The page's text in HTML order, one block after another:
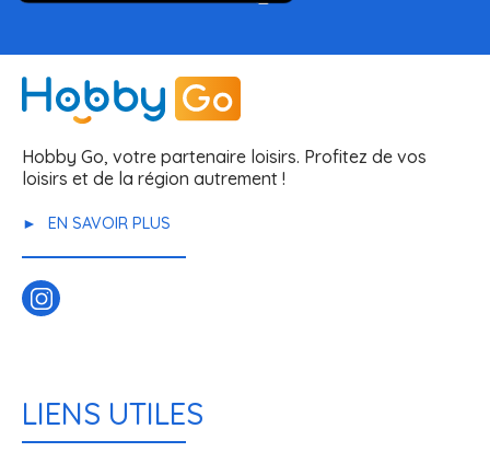
Hobby Go, votre partenaire loisirs. Profitez de vos
loisirs et de la région autrement !
EN SAVOIR PLUS
LIENS UTILES